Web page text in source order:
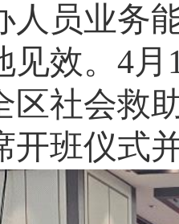
人员业务
效。 4月
区社会救
开班仪式